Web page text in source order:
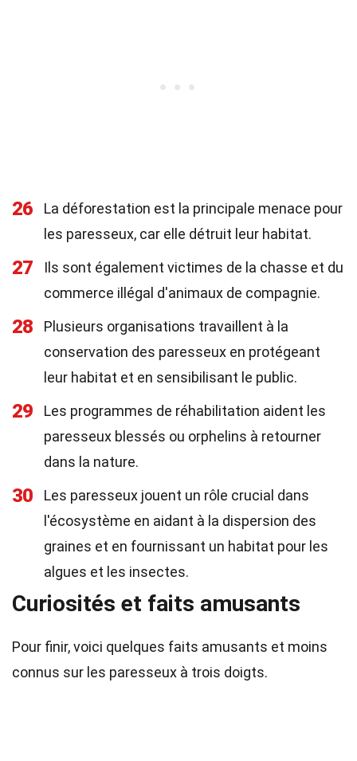
26
La déforestation est la principale menace pour
les paresseux, car elle détruit leur habitat.
27
Ils sont également victimes de la chasse et du
commerce illégal d'animaux de compagnie.
28
Plusieurs organisations travaillent à la
conservation des paresseux en protégeant
leur habitat et en sensibilisant le public.
29
Les programmes de réhabilitation aident les
paresseux blessés ou orphelins à retourner
dans la nature.
30
Les paresseux jouent un rôle crucial dans
l'écosystème en aidant à la dispersion des
graines et en fournissant un habitat pour les
algues et les insectes.
Curiosités et faits amusants
Pour finir, voici quelques faits amusants et moins
connus sur les paresseux à trois doigts.